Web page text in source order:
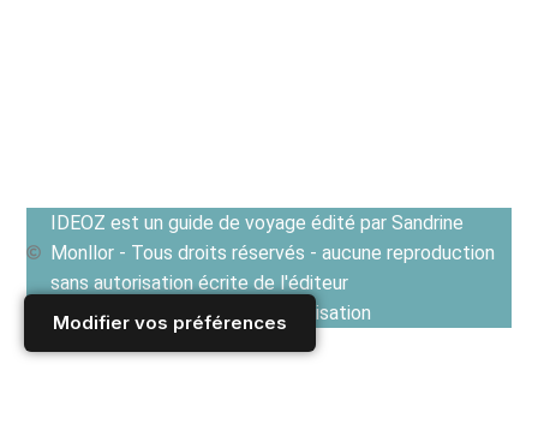
Modifier vos préférences
IDEOZ est un guide de voyage édité par Sandrine
Monllor - Tous droits réservés - aucune reproduction
sans autorisation écrite de l'éditeur
Voir les Conditions générales d'utilisation